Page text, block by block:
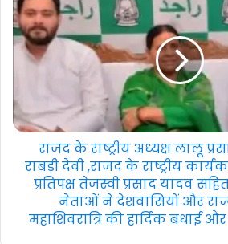
राजद के राष्ट्रीय अध्यक्ष लालू
राबड़ी देवी ,राजद के राष्ट्रीय
प्रतिपक्ष तेजस्वी प्रसाद यादव
नेताओं ने देशवासियों और
महाशिवरात्रि की हार्दिक बधाई